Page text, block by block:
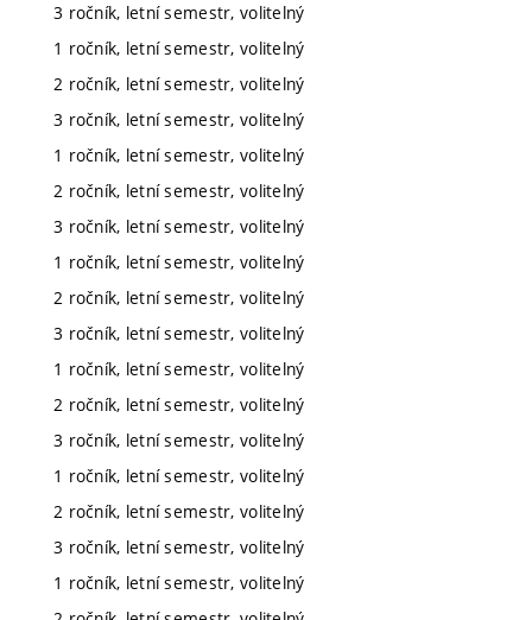
3 ročník, letní semestr, volitelný
1 ročník, letní semestr, volitelný
2 ročník, letní semestr, volitelný
3 ročník, letní semestr, volitelný
1 ročník, letní semestr, volitelný
2 ročník, letní semestr, volitelný
3 ročník, letní semestr, volitelný
1 ročník, letní semestr, volitelný
2 ročník, letní semestr, volitelný
3 ročník, letní semestr, volitelný
1 ročník, letní semestr, volitelný
2 ročník, letní semestr, volitelný
3 ročník, letní semestr, volitelný
1 ročník, letní semestr, volitelný
2 ročník, letní semestr, volitelný
3 ročník, letní semestr, volitelný
1 ročník, letní semestr, volitelný